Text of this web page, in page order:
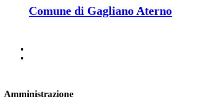
Comune di Gagliano Aterno
Amministrazione